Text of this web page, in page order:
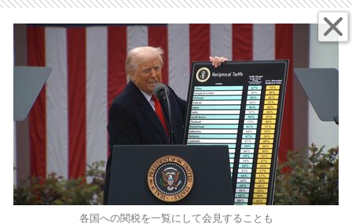
各国への関税を一覧にして会見することも